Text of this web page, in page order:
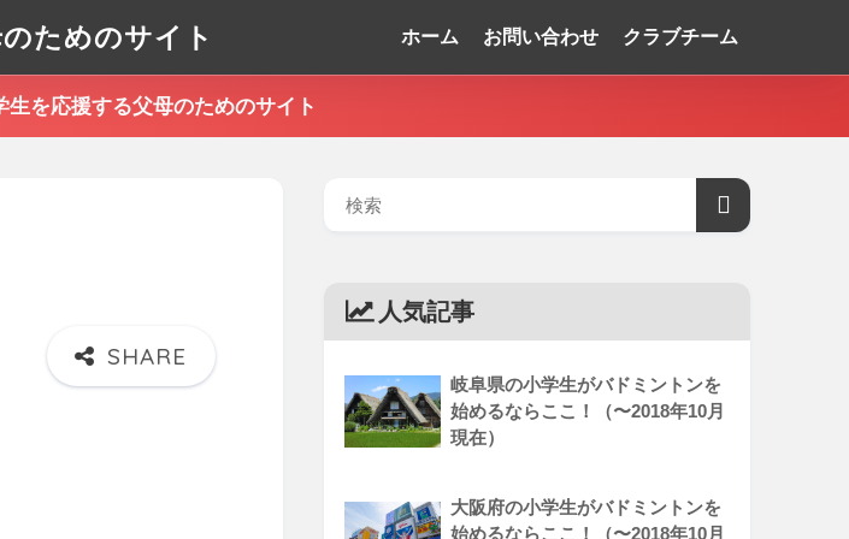
ためのサイト ホーム お問い合わせ クラブチーム
を応援する父母のためのサイト
人気記事
岐阜県の小学生がバドミントンを
始めるならここ！（〜2018年10月
現在）
大阪府の小学生がバドミントンを
始めるならここ！（〜2018年10月